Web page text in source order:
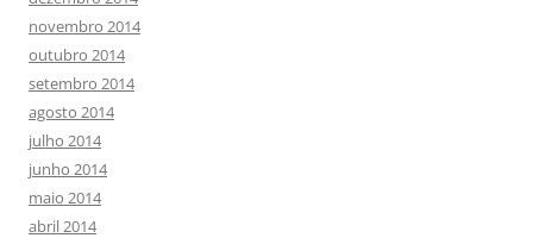
novembro 2014
outubro 2014
setembro 2014
agosto 2014
julho 2014
junho 2014
maio 2014
abril 2014